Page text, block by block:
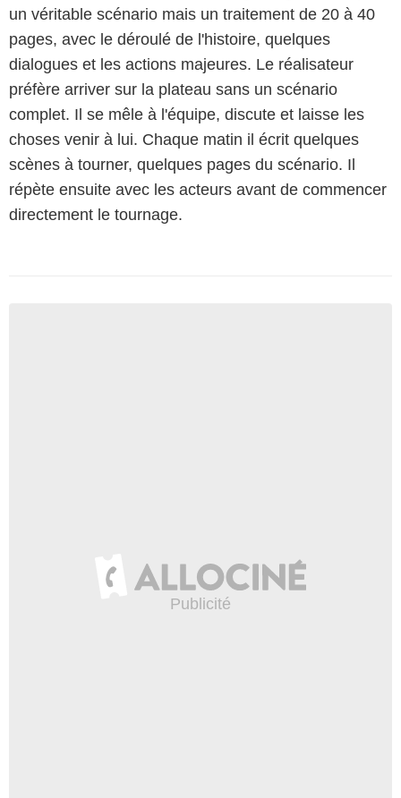
un véritable scénario mais un traitement de 20 à 40
pages, avec le déroulé de l'histoire, quelques
dialogues et les actions majeures. Le réalisateur
préfère arriver sur la plateau sans un scénario
complet. Il se mêle à l'équipe, discute et laisse les
choses venir à lui. Chaque matin il écrit quelques
scènes à tourner, quelques pages du scénario. Il
répète ensuite avec les acteurs avant de commencer
directement le tournage.